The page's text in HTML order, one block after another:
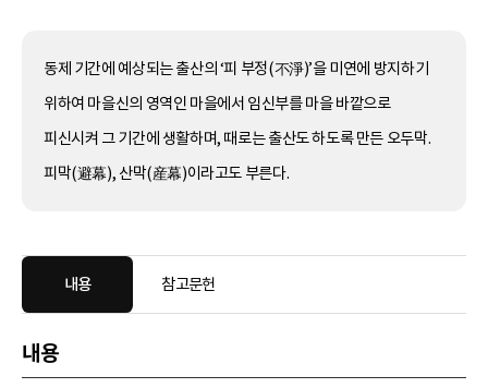
동제 기간에 예상되는 출산의 ‘피 부정(不淨)’을 미연에 방지하기
위하여 마을신의 영역인 마을에서 임신부를 마을 바깥으로
피신시켜 그 기간에 생활하며, 때로는 출산도 하도록 만든 오두막.
피막(避幕), 산막(産幕)이라고도 부른다.
내용 참고문헌
내용